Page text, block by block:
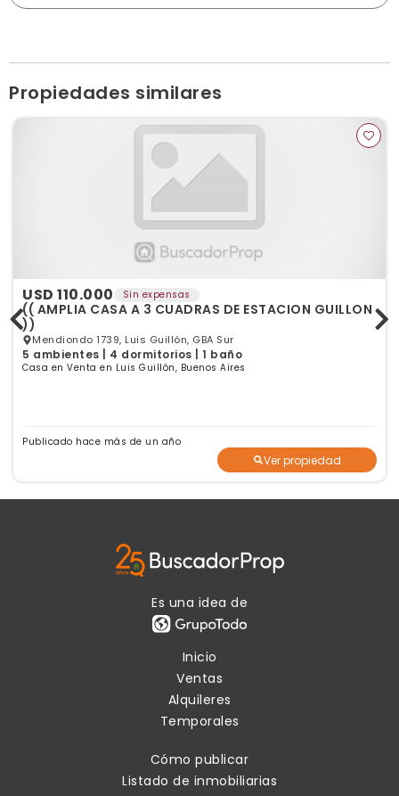
Ver publicaciones de la inmobiliaria
Propiedades similares
USD 110.000 Sin expensas
(( AMPLIA CASA A 3 CUADRAS DE ESTACION GUILLON
))
Mendiondo 1739, Luis Guillón, GBA Sur
5 ambientes | 4 dormitorios | 1 baño
Casa en Venta en Luis Guillón, Buenos Aires
Publicado hace más de un año
Ver propiedad
Es una idea de
Inicio
Ventas
Alquileres
Temporales
Cómo publicar
Listado de inmobiliarias